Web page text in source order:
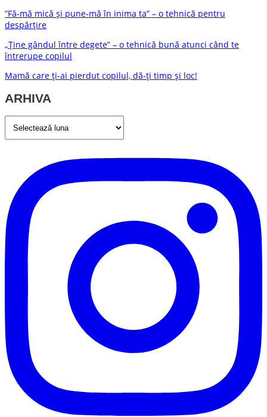
”Fă-mă mică și pune-mă în inima ta” – o tehnică pentru
despărțire
„Ține gândul între degete” – o tehnică bună atunci când te
întrerupe copilul
Mamă care ți-ai pierdut copilul, dă-ți timp și loc!
ARHIVA